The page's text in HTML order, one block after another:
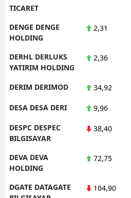
TICARET
DENGE DENGE
HOLDING
2,31
DERHL DERLUKS
YATIRIM HOLDING
2,36
DERIM DERIMOD 34,92
DESA DESA DERI 9,96
DESPC DESPEC
BILGISAYAR
38,40
DEVA DEVA
HOLDING
72,75
DGATE DATAGATE
104,90